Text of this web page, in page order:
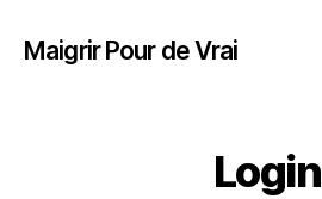
Maigrir Pour de Vrai
Login